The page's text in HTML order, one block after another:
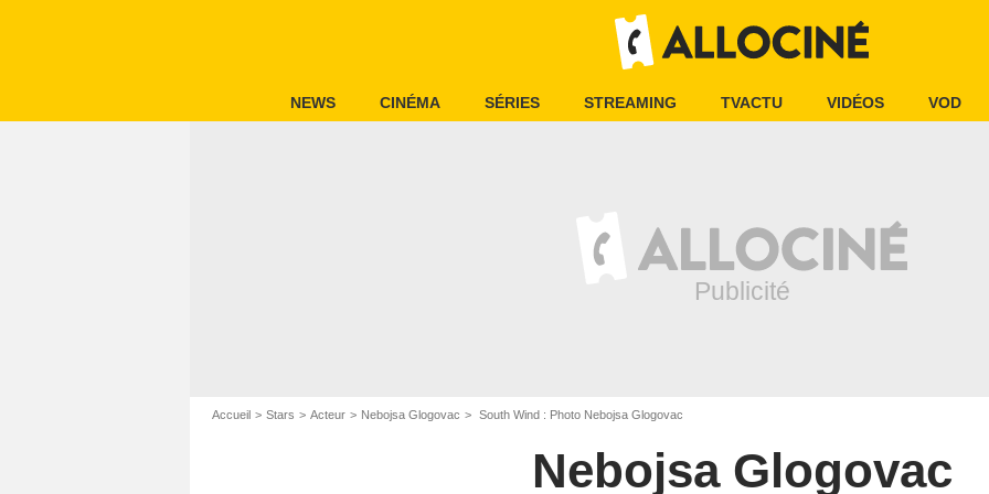
NEWS CINÉMA SÉRIES STREAMING TVACTU VIDÉOS VOD
Accueil Stars Acteur Nebojsa Glogovac South Wind : Photo Nebojsa Glogovac
Nebojsa Glogovac